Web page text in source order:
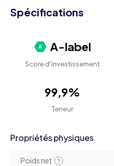
Spécifications
A-label
Score d'investissement
99,9%
Teneur
Propriétés physiques
Poids net